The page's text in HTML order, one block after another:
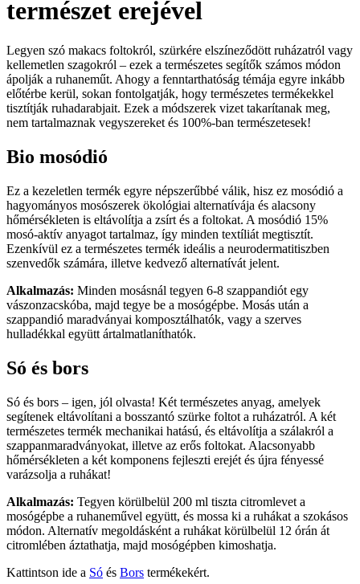
természet erejével
Legyen szó makacs foltokról, szürkére elszíneződött ruházatról vagy
kellemetlen szagokról – ezek a természetes segítők számos módon
ápolják a ruhaneműt. Ahogy a fenntarthatóság témája egyre inkább
előtérbe kerül, sokan fontolgatják, hogy természetes termékekkel
tisztítják ruhadarabjait. Ezek a módszerek vizet takarítanak meg,
nem tartalmaznak vegyszereket és 100%-ban természetesek!
Bio mosódió
Ez a kezeletlen termék egyre népszerűbbé válik, hisz ez mosódió a
hagyományos mosószerek ökológiai alternatívája és alacsony
hőmérsékleten is eltávolítja a zsírt és a foltokat. A mosódió 15%
mosó-aktív anyagot tartalmaz, így minden textíliát megtisztít.
Ezenkívül ez a természetes termék ideális a neurodermatitiszben
szenvedők számára, illetve kedvező alternatívát jelent.
Alkalmazás: Minden mosásnál tegyen 6-8 szappandiót egy
vászonzacskóba, majd tegye be a mosógépbe. Mosás után a
szappandió maradványai komposztálhatók, vagy a szerves
hulladékkal együtt ártalmatlaníthatók.
Só és bors
Só és bors – igen, jól olvasta! Két természetes anyag, amelyek
segítenek eltávolítani a bosszantó szürke foltot a ruházatról. A két
természetes termék mechanikai hatású, és eltávolítja a szálakról a
szappanmaradványokat, illetve az erős foltokat. Alacsonyabb
hőmérsékleten a két komponens fejleszti erejét és újra fényessé
varázsolja a ruhákat!
Alkalmazás: Tegyen körülbelül 200 ml tiszta citromlevet a
mosógépbe a ruhaneművel együtt, és mossa ki a ruhákat a szokásos
módon. Alternatív megoldásként a ruhákat körülbelül 12 órán át
citromlében áztathatja, majd mosógépben kimoshatja.
Kattintson ide a Só és Bors termékekért.